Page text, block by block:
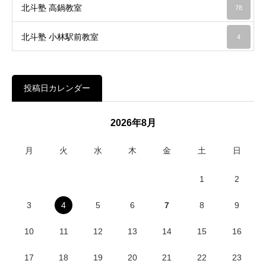
北斗塾 高鍋教室 78
北斗塾 小林駅前教室 4
投稿日カレンダー
2026年8月
月 火 水 木 金 土 日
1 2
3 4 5 6 7 8 9
10 11 12 13 14 15 16
17 18 19 20 21 22 23